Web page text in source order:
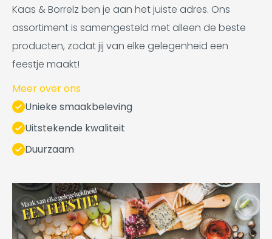
Kaas & Borrelz ben je aan het juiste adres. Ons
assortiment is samengesteld met alleen de beste
producten, zodat jij van elke gelegenheid een
feestje maakt!
Meer over ons
Unieke smaakbeleving
Uitstekende kwaliteit
Duurzaam